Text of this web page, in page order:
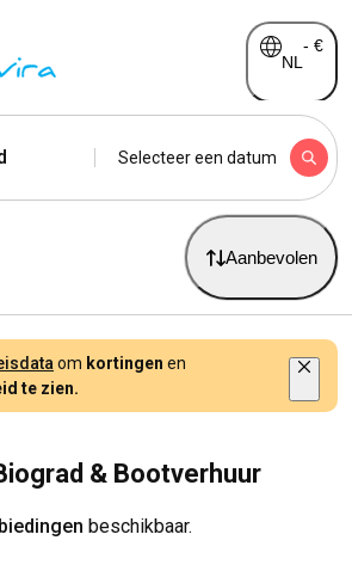
NL
- €
Selecteer een datum
Aanbevolen
om kortingen en
te zien.
& Bootverhuur
beschikbaar.